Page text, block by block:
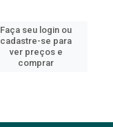
Faça seu login ou
cadastre-se para
ver preços e
comprar